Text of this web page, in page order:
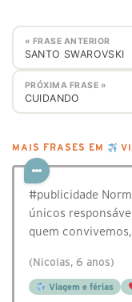
« FRASE ANTERIOR
SANTO SWAROVSKI
PRÓXIMA FRASE »
CUIDANDO
MAIS FRASES EM
#publicidade
únicos
quem
(Nicolas, 6 anos)
Viagem e férias